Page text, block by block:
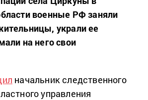
военные РФ заняли
украли ее
на него свои
начальник следственного
управления